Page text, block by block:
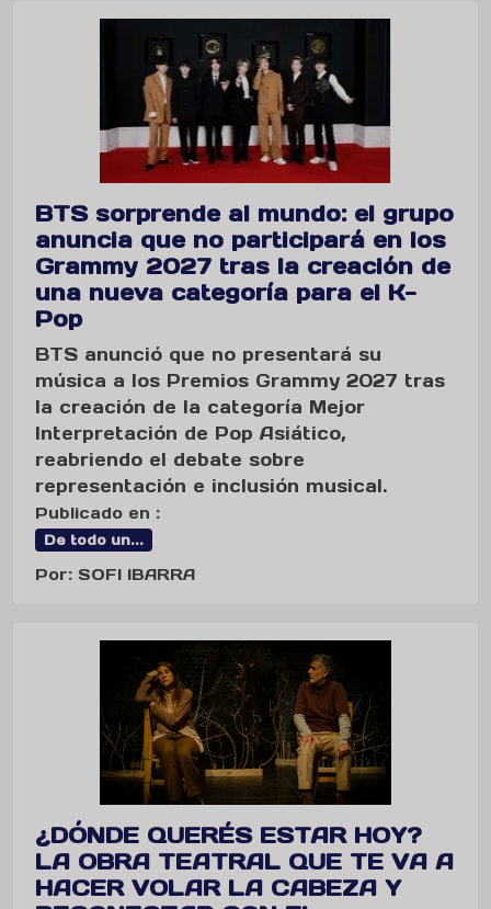
BTS sorprende al mundo: el grupo
anuncia que no participará en los
Grammy 2027 tras la creación de
una nueva categoría para el K-
Pop
BTS anunció que no presentará su
música a los Premios Grammy 2027 tras
la creación de la categoría Mejor
Interpretación de Pop Asiático,
reabriendo el debate sobre
representación e inclusión musical.
Publicado en :
De todo un...
Por: SOFI IBARRA
¿DÓNDE QUERÉS ESTAR HOY?
LA OBRA TEATRAL QUE TE VA A
HACER VOLAR LA CABEZA Y